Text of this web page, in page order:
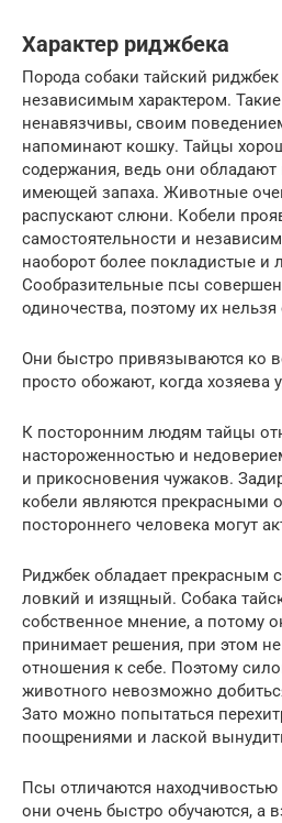
Характер риджбека
Порода собаки тайский
независимым характером.
ненавязчивы, своим
напоминают кошку. Тайцы
содержания, ведь они
имеющей запаха. Животные
распускают слюни. Кобели
самостоятельности и
наоборот более покладистые и
Сообразительные псы
одиночества, поэтому их
Они быстро привязываются ко
просто обожают, когда
К посторонним людям тайцы
настороженностью и
и прикосновения чужаков.
кобели являются прекрасными
постороннего человека могут
Риджбек обладает прекрасным
ловкий и изящный. Собака
собственное мнение, а потому
принимает решения, при этом
отношения к себе. Поэтому
животного невозможно
Зато можно попытаться
поощрениями и лаской
Псы отличаются находчивостью
они очень быстро обучаются, а